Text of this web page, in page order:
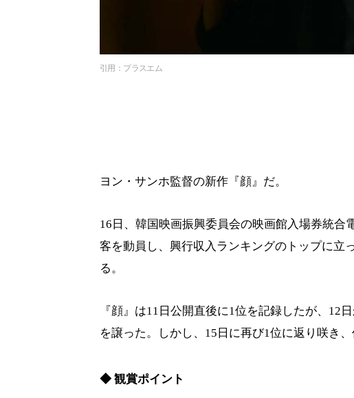
引用：プラスエム
ヨン・サンホ監督の新作『顔』だ。
16日、韓国映画振興委員会の映画館入場券統合
客を動員し、興行収入ランキングのトップに立
る。
『顔』は11日公開直後に1位を記録したが、12
を譲った。しかし、15日に再び1位に返り咲き
◆ 観賞ポイント